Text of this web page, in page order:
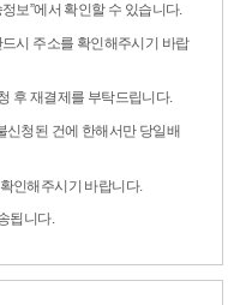
보”에서 확인할 수 있습니다.
시 주소를 확인해주시기 바랍
후 재결제를 부탁드립니다.
신청된 건에 한해서만 당일배
인해주시기 바랍니다.
됩니다.